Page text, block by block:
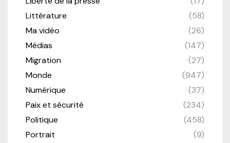
Littérature
(58)
Ma vidéo
(26)
Médias
(147)
Migration
(27)
Monde
(947)
Numérique
(37)
Paix et sécurité
(234)
Politique
(458)
Portrait
(9)